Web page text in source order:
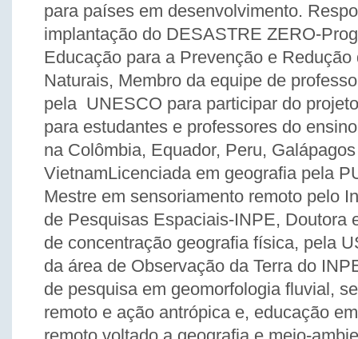
para países em desenvolvimento.
implantação do DESASTRE ZERO-
Educação para a Prevenção e Redução
Naturais, Membro da equipe de
pela UNESCO para participar do
para estudantes e professores do
na Colômbia, Equador, Peru,
VietnamLicenciada em geografia pela
Mestre em sensoriamento remoto pelo
de Pesquisas Espaciais-INPE, Doutora
de concentração geografia física, pela
da área de Observação da Terra do
de pesquisa em geomorfologia fluvial,
remoto e ação antrópica e, educação